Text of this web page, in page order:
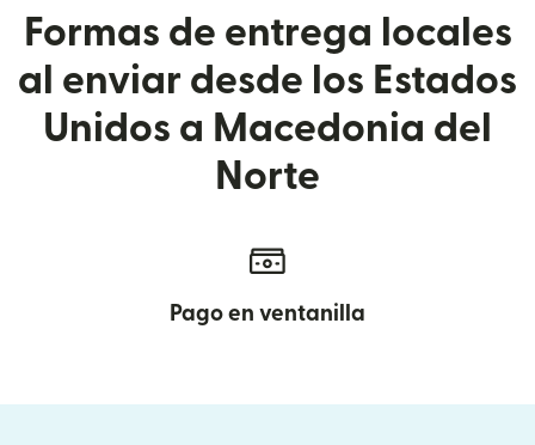
Formas de entrega locales
al enviar desde los Estados
Unidos a Macedonia del
Norte
Pago en ventanilla